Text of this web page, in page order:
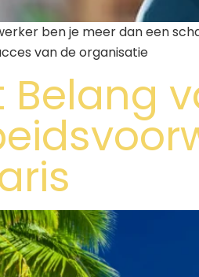
ben je meer dan een
van de organisatie
Belang